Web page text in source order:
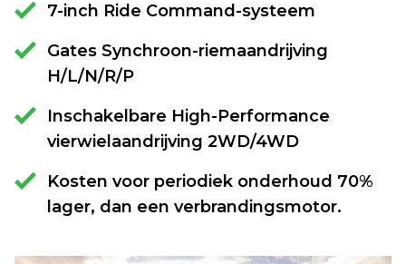
7-inch Ride Command-systeem
Gates Synchroon-riemaandrijving
H/L/N/R/P
Inschakelbare High-Performance
vierwielaandrijving 2WD/4WD
Kosten voor periodiek onderhoud 70%
lager, dan een verbrandingsmotor.